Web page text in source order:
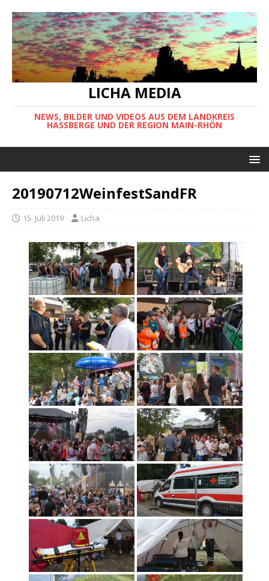
LICHA MEDIA
NEWS, BILDER UND VIDEOS AUS DEM LANDKREIS
HASSBERGE UND DER REGION MAIN-RHÖN
20190712WeinfestSandFR
15. Juli 2019 Licha